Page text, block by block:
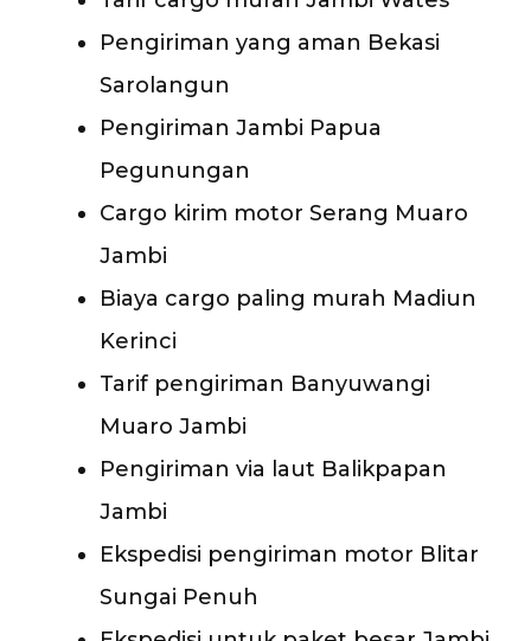
Pengiriman yang aman Bekasi
Sarolangun
Pengiriman Jambi Papua
Pegunungan
Cargo kirim motor Serang Muaro
Jambi
Biaya cargo paling murah Madiun
Kerinci
Tarif pengiriman Banyuwangi
Muaro Jambi
Pengiriman via laut Balikpapan
Jambi
Ekspedisi pengiriman motor Blitar
Sungai Penuh